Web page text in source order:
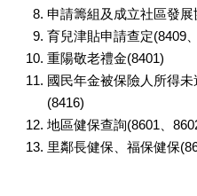
申請籌組及成立社區發展
育兒津貼申請查定(8409
重陽敬老禮金(8401)
國民年金被保險人所得
(8416)
地區健保查詢(8601、
里鄰長健保、福保健保